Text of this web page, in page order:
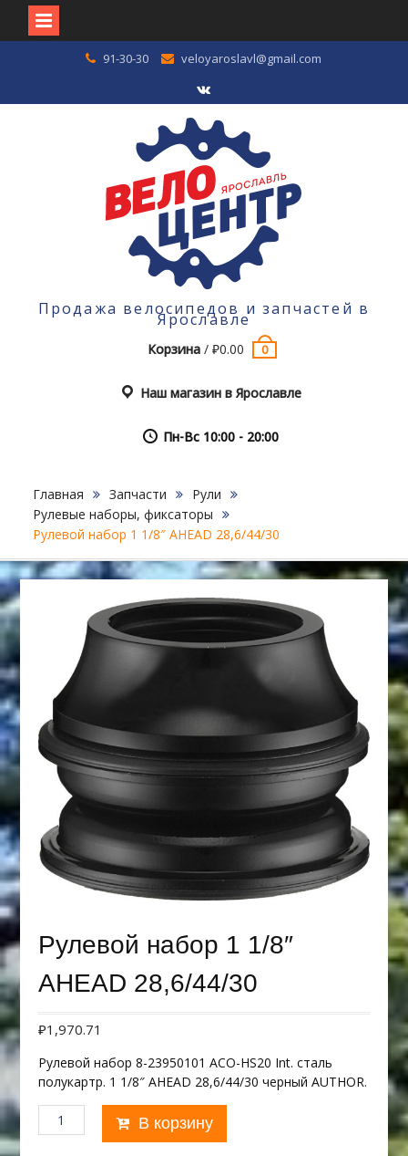
91-30-30 veloyaroslavl@gmail.com
VK
Продажа велосипедов и запчастей в
Ярославле
Корзина /₽0.00 0
Наш магазин в Ярославле
Пн-Вс 10:00 - 20:00
Главная Запчасти
Рули
Рулевые наборы, фиксаторы
Рулевой набор 1 1/8″ AHEAD 28,6/44/30
Рулевой набор 1 1/8″
AHEAD 28,6/44/30
₽1,970.71
Рулевой набор 8-23950101 ACO-HS20 Int. сталь
полукартр. 1 1/8″ AHEAD 28,6/44/30 черный AUTHOR.
Количество
товара
В корзину